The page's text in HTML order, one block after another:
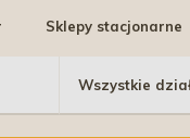
Sklepy stacjonarne